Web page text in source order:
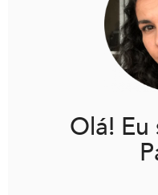
Olá! Eu